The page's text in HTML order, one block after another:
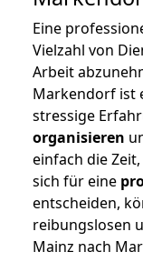
Eine
Vielzahl von
Arbeit
Markendorf ist
stressige
organisieren
einfach die
sich für eine
entscheiden,
reibungslosen
Mainz nach